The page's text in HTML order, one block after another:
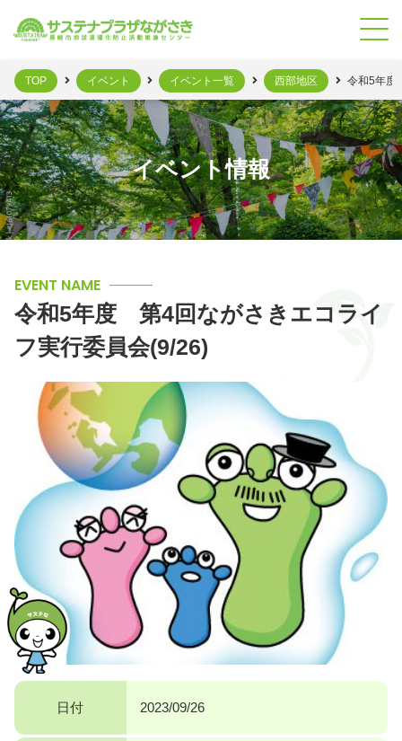
イベント情報
TOP イベント イベント一覧 西部地区 令和5年度
EVENT NAME
令和5年度 第4回ながさきエコライ
フ実行委員会(9/26)
日付 2023/09/26